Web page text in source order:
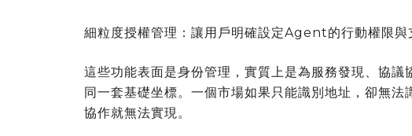
細粒度授權管理：讓用戶明確設定Agent的行動權限與
這些功能表面是身份管理，實質上是為服務發現、協
同一套基礎坐標。一個市場如果只能識別地址，卻無
協作就無法實現。